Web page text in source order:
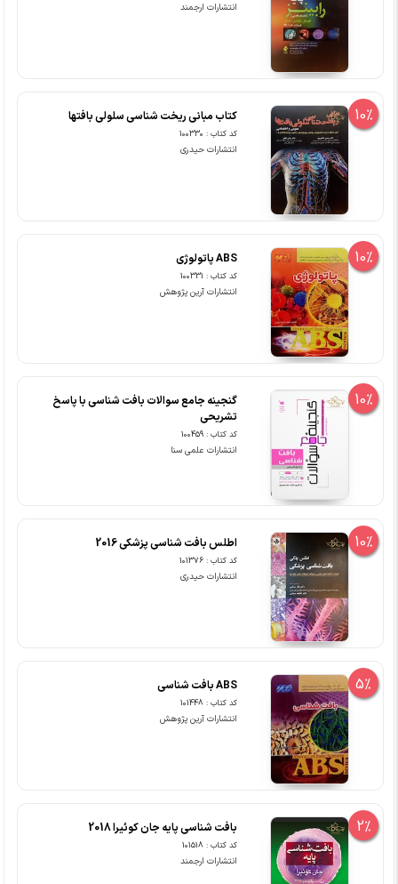
انتشارات ارجمند
10% کتاب مبانی ریخت شناسی سلولی بافتها
کد کتاب : 100330
انتشارات حیدری
10% ABS پاتولوژی
کد کتاب : 100331
انتشارات آرین پژوهش
10%
گنجینه جامع سوالات بافت شناسی با پاسخ
تشریحی
کد کتاب : 100459
انتشارات علمی سنا
10% اطلس بافت شناسی پزشکی 2016
کد کتاب : 101376
انتشارات حیدری
5% ABS بافت شناسی
کد کتاب : 101448
انتشارات آرین پژوهش
2% بافت شناسی پایه جان کوئیرا 2018
کد کتاب : 101518
انتشارات ارجمند